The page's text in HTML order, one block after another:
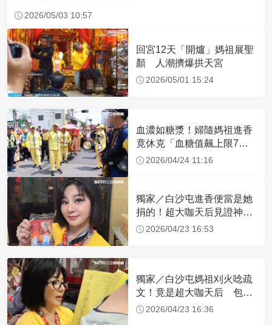
2026/05/03 10:57
回宮12天「開爐」媽祖展聖
顏 人潮擠爆拱天宮
2026/05/01 15:24
血濃如糖漿！婦隨媽祖進香
竟休克「血糖值飆上限7
倍」 醫曝原因
2026/04/24 11:16
獨家／白沙屯進香便當是她
捐的！超大咖天后見證神
蹟 一靠近媽祖就爆哭
2026/04/23 16:53
獨家／白沙屯媽祖刈火唸疏
文！竟是超大咖天后 包尿
布忍尿5小時不喊累
2026/04/23 16:36